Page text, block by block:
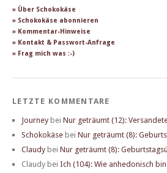
» Über Schokokäse
» Schokokäse abonnieren
» Kommentar-Hinweise
» Kontakt & Passwort-Anfrage
» Frag mich was :-)
LETZTE KOMMENTARE
Journey bei Nur geträumt (12):
Schokokäse bei Nur geträumt (8):
Claudy bei Nur geträumt (8):
Claudy bei Ich (104): Wie anhedonisch